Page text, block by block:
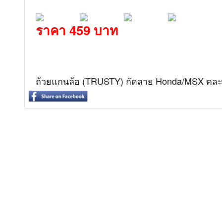
ราคา 459 บาท
ถ้วยแกนล้อ (TRUSTY) กัดลาย Honda/MSX คล